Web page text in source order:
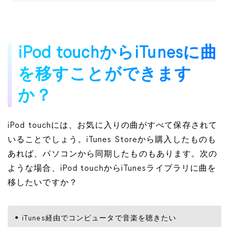
iPod touchからiTunesに曲
を移すことができます
か？
iPod touchには、お気に入りの曲がすべて保存されて
いることでしょう。iTunes Storeから購入したものも
あれば、パソコンから同期したものもあります。次の
ような場合、iPod touchからiTunesライブラリに曲を
移したいですか？
iTunes経由でコンピュータで音楽を聴きたい